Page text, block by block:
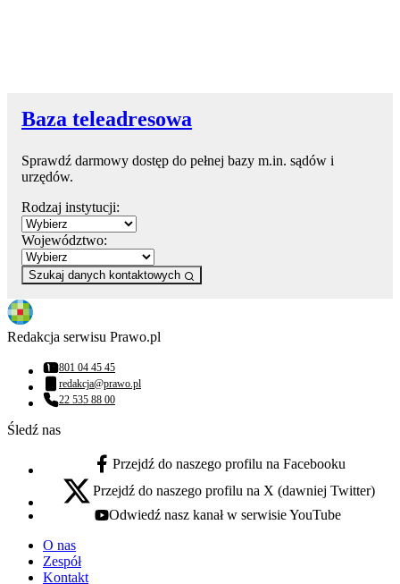
Baza teleadresowa
Sprawdź darmowy dostęp do pełnej bazy m.in. sądów i
urzędów.
Rodzaj instytucji:
Województwo:
Szukaj danych kontaktowych
Redakcja serwisu Prawo.pl
Numer telefonu:
801 04 45 45
Adres email:
redakcja@prawo.pl
Numer telefonu:
22 535 88 00
Śledź nas
facebook - otwiera się w nowej karcie
Przejdź do naszego profilu na Facebooku
x - otwiera się w nowej karcie
Przejdź do naszego profilu na X (dawniej Twitter)
youtube - otwiera się w nowej karcie
Odwiedź nasz kanał w serwisie YouTube
O nas
Zespół
Kontakt